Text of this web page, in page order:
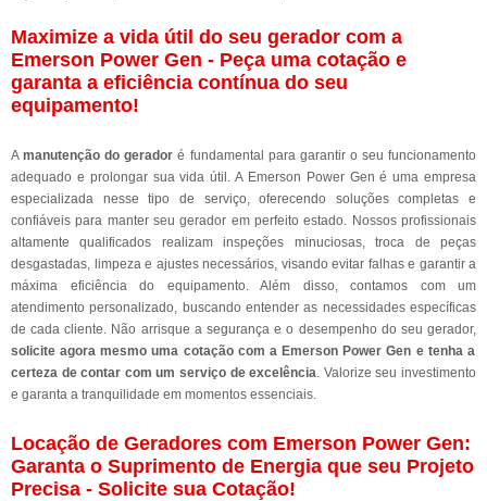
Maximize a vida útil do seu gerador com a
Emerson Power Gen - Peça uma cotação e
garanta a eficiência contínua do seu
equipamento!
Amanutenção do gerador é fundamental para garantir o seu funcionamento
adequado e prolongar sua vida útil. A Emerson Power Gen é uma empresa
especializada nesse tipo de serviço, oferecendo soluções completas e
confiáveis para manter seu gerador em perfeito estado. Nossos profissionais
altamente qualificados realizam inspeções minuciosas, troca de peças
desgastadas, limpeza e ajustes necessários, visando evitar falhas e garantir a
máxima eficiência do equipamento. Além disso, contamos com um
atendimento personalizado, buscando entender as necessidades específicas
de cada cliente. Não arrisque a segurança e o desempenho do seu gerador,
solicite agora mesmo uma cotação com a Emerson Power Gen e tenha a
certeza de contar com um serviço de excelência. Valorize seu investimento
e garanta a tranquilidade em momentos essenciais.
Locação de Geradores com Emerson Power Gen:
Garanta o Suprimento de Energia que seu Projeto
Precisa - Solicite sua Cotação!